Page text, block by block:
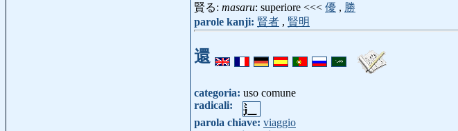
賢る: masaru: superiore <<< 優 , 勝
parole kanji: 賢者 , 賢明
還
categoria: uso comune
radicali:
parola chiave: viaggio